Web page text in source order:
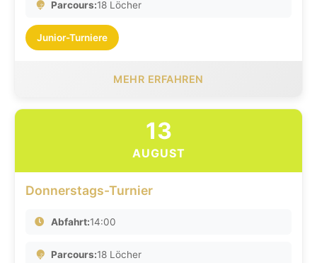
Parcours:18 Löcher
Junior-Turniere
MEHR ERFAHREN
13
AUGUST
Donnerstags-Turnier
Abfahrt:14:00
Parcours:18 Löcher